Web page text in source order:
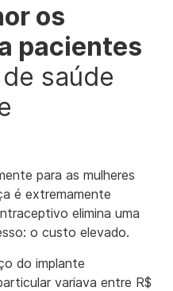
os
pacientes
saúde
para as mulheres
é extremamente
elimina uma
o custo elevado.
do implante
variava entre R$